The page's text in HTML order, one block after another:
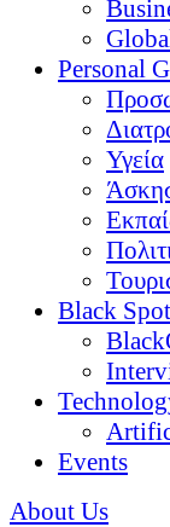
Personal
Υγεία
Black
Events
About Us